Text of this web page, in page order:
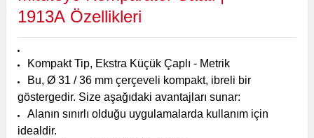
1913A Özellikleri
Kompakt Tip, Ekstra Küçük Çaplı - Metrik
Bu, Ø 31 / 36 mm çerçeveli kompakt, ibreli bir
göstergedir. Size aşağıdaki avantajları sunar:
Alanın sınırlı olduğu uygulamalarda kullanım için
idealdir.